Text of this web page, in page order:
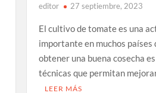
editor 27 septiembre, 2023
El cultivo de tomate es una
importante en muchos países
obtener una buena cosecha
técnicas que permitan
LEER MÁS